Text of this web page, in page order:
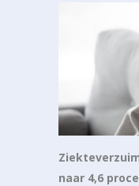
naar 4,6